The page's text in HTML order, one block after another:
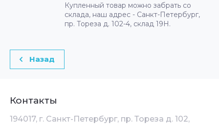
Купленный товар можно забрать со
склада, наш адрес - Санкт-Петербург,
пр. Тореза д. 102-4, склад 19Н.
Назад
Контакты
194017, г. Санкт-Петербург, пр. Тореза д. 102,